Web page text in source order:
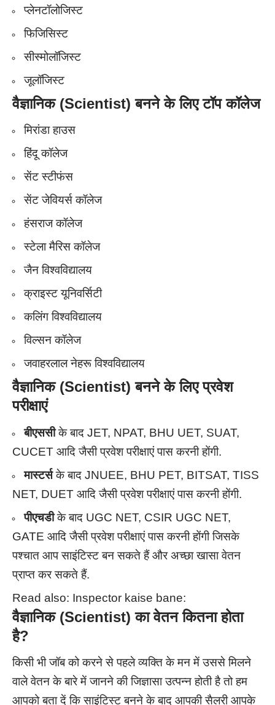
प्लेनटॉलोजिस्ट
फिजिसिस्ट
सीस्मोलॉजिस्ट
जूलॉजिस्ट
वैज्ञानिक (Scientist)बनने के लिए टॉप कॉलेज
मिरांडा हाउस
हिंदू कॉलेज
सेंट स्टीफंस
सेंट जेवियर्स कॉलेज
हंसराज कॉलेज
स्टेला मैरिस कॉलेज
जैन विश्वविद्यालय
क्राइस्ट यूनिवर्सिटी
कलिंग विश्वविद्यालय
विल्सन कॉलेज
जवाहरलाल नेहरू विश्वविद्यालय
वैज्ञानिक (Scientist)बनने के लिए प्रवेश
परीक्षाएं
बीएससीके बाद JET, NPAT, BHU UET, SUAT,
CUCET आदि जैसी प्रवेश परीक्षाएं पास करनी होंगी.
मास्टर्सके बाद JNUEE, BHU PET, BITSAT, TISS
NET, DUET आदि जैसी प्रवेश परीक्षाएं पास करनी होंगी.
पीएचडीके बाद UGC NET, CSIR UGC NET,
GATE आदि जैसी प्रवेश परीक्षाएं पास करनी होंगी जिसके
पश्चात आप साइंटिस्ट बन सकते हैं और अच्छा खासा वेतन
प्राप्त कर सकते हैं.
Read also: Inspector kaise bane:
वैज्ञानिक (Scientist)का वेतन कितना होता
है?
किसी भी जॉब को करने से पहले व्यक्ति के मन में उससे मिलने
वाले वेतन के बारे में जानने की जिज्ञासा उत्पन्न होती है तो हम
आपको बता दें कि साइंटिस्ट बनने के बाद आपकी सैलरी आपके